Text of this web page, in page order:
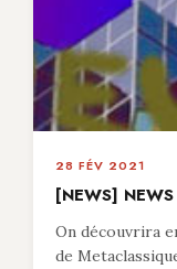
28 FÉV 2021
[NEWS]
On découvrira
de